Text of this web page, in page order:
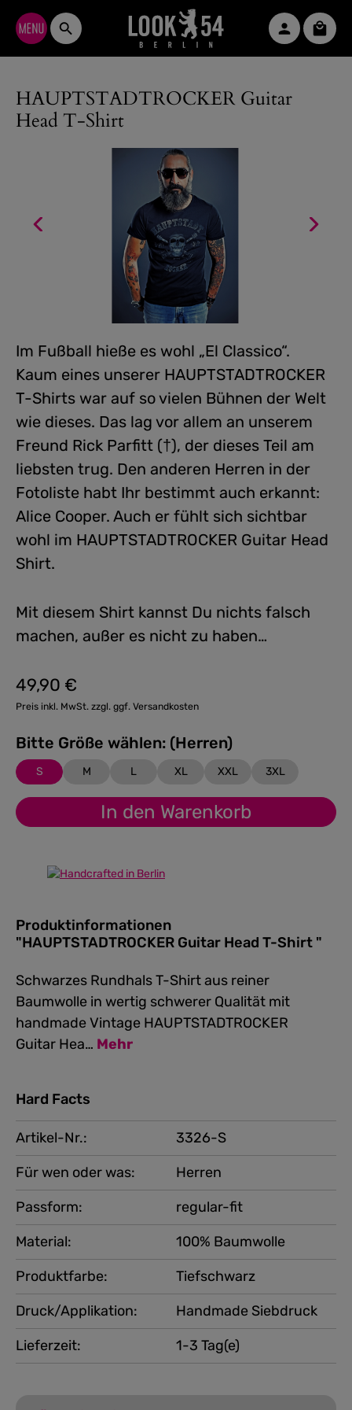
Zum Hauptinhalt springen
HAUPTSTADTROCKER Guitar
Head T-Shirt
Im Fußball hieße es wohl „El Classico“.
Kaum eines unserer HAUPTSTADTROCKER
T-Shirts war auf so vielen Bühnen der Welt
wie dieses. Das lag vor allem an unserem
Freund Rick Parfitt (†), der dieses Teil am
liebsten trug. Den anderen Herren in der
Fotoliste habt Ihr bestimmt auch erkannt:
Alice Cooper. Auch er fühlt sich sichtbar
wohl im HAUPTSTADTROCKER Guitar Head
Shirt.
Mit diesem Shirt kannst Du nichts falsch
machen, außer es nicht zu haben…
Regulärer Preis:
49,90 €
Preis inkl. MwSt. zzgl. ggf. Versandkosten
Bitte Größe wählen: (Herren)
S M L XL XXL 3XL
In den Warenkorb
Produktinformationen
"HAUPTSTADTROCKER Guitar Head T-Shirt "
Schwarzes Rundhals T-Shirt aus reiner
Baumwolle in wertig schwerer Qualität mit
handmade Vintage HAUPTSTADTROCKER
Guitar Hea… Mehr
Hard Facts
Artikel-Nr.:
3326-S
Für wen oder was:
Herren
Produktfarbe: Tiefschwarz
Material: 100% Baumwolle
Passform: regular-fit
Druck/Applikation:
Handmade Siebdruck
Lieferzeit:
1-3 Tag(e)